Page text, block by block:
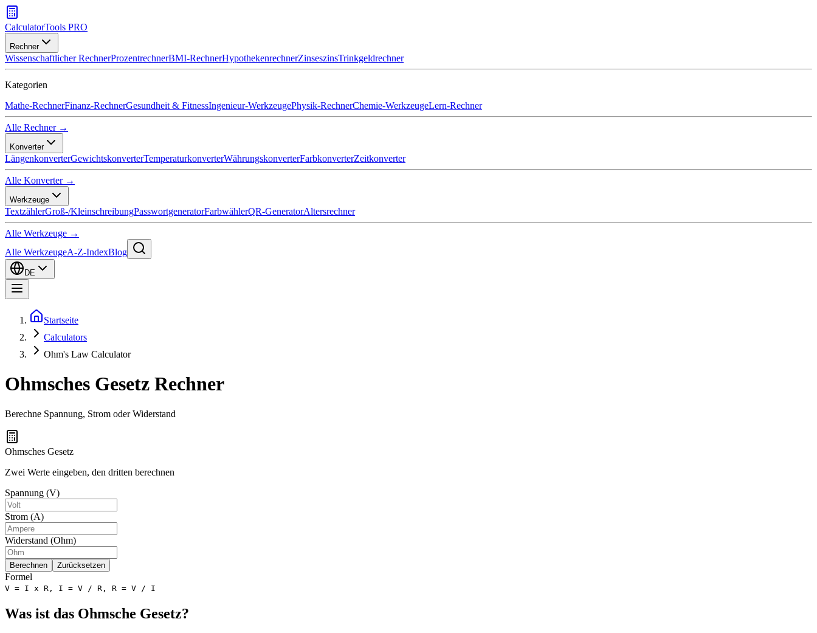
CalculatorTools PRO
Rechner
Wissenschaftlicher RechnerProzentrechnerBMI-RechnerHypothekenrechnerZinseszinsTrinkgeldrechner
Kategorien
Mathe-RechnerFinanz-RechnerGesundheit & FitnessIngenieur-WerkzeugePhysik-RechnerChemie-WerkzeugeLern-Rechner
Alle Rechner →
Konverter
LängenkonverterGewichtskonverterTemperaturkonverterWährungskonverterFarbkonverterZeitkonverter
Alle Konverter →
Werkzeuge
TextzählerGroß-/KleinschreibungPasswortgeneratorFarbwählerQR-GeneratorAltersrechner
Alle Werkzeuge →
Alle WerkzeugeA-Z-IndexBlog
DE
Startseite
Calculators
Ohm's Law Calculator
Ohmsches Gesetz Rechner
Berechne Spannung, Strom oder Widerstand
Ohmsches Gesetz
Zwei Werte eingeben, den dritten berechnen
Spannung (V)
Strom (A)
Widerstand (Ohm)
Berechnen Zurücksetzen
Formel
V = I x R, I = V / R, R = V / I
Was ist das Ohmsche Gesetz?